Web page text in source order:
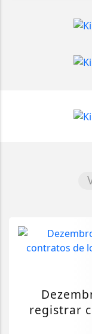
registrar